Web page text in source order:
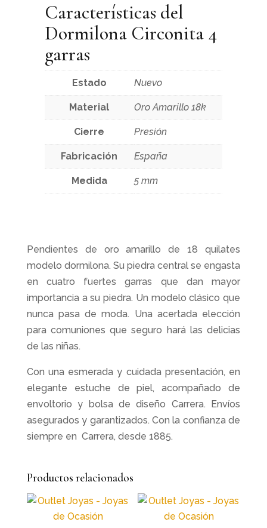
Características del
Dormilona Circonita 4
garras
Estado Nuevo
Material Oro Amarillo 18k
Cierre Presión
Fabricación España
Medida 5 mm
Pendientes de oro amarillo de 18 quilates
modelo dormilona. Su piedra central se engasta
en cuatro fuertes garras que dan mayor
importancia a su piedra. Un modelo clásico que
nunca pasa de moda. Una acertada elección
para comuniones que seguro hará las delicias
de las niñas.
Con una esmerada y cuidada presentación, en
elegante estuche de piel, acompañado de
envoltorio y bolsa de diseño Carrera. Envíos
asegurados y garantizados. Con la confianza de
siempre en Carrera, desde 1885.
Productos relacionados